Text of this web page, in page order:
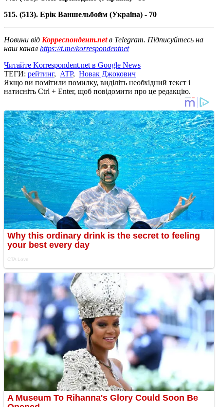
515. (513). Ерік Ваншельбойм (Україна) - 70
Новини від Корреспондент.netв Telegram. Підписуйтесь на
наш канал https://t.me/korrespondentnet
Читайте Korrespondent.net в Google News
ТЕГИ: рейтинг, ATP, Новак Джокович
Якщо ви помітили помилку, виділіть необхідний текст і
натисніть Ctrl + Enter, щоб повідомити про це редакцію.